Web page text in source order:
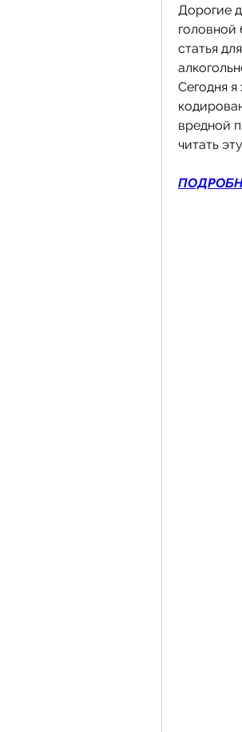
Дорогие
головной
статья
Сегодня
вредной
читать